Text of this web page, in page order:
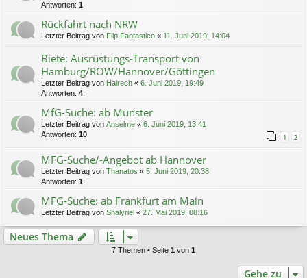
Antworten: 1
Rückfahrt nach NRW
Letzter Beitrag von Flip Fantastico « 11. Juni 2019, 14:04
Biete: Ausrüstungs-Transport von
Hamburg/ROW/Hannover/Göttingen
Letzter Beitrag von Halrech « 6. Juni 2019, 19:49
Antworten: 4
MfG-Suche: ab Münster
Letzter Beitrag von Anselme « 6. Juni 2019, 13:41
Antworten: 10 1 2
MFG-Suche/-Angebot ab Hannover
Letzter Beitrag von Thanatos « 5. Juni 2019, 20:38
Antworten: 1
MFG-Suche: ab Frankfurt am Main
Letzter Beitrag von Shalyriel « 27. Mai 2019, 08:16
Neues Thema
7 Themen • Seite 1 von 1
Gehe zu